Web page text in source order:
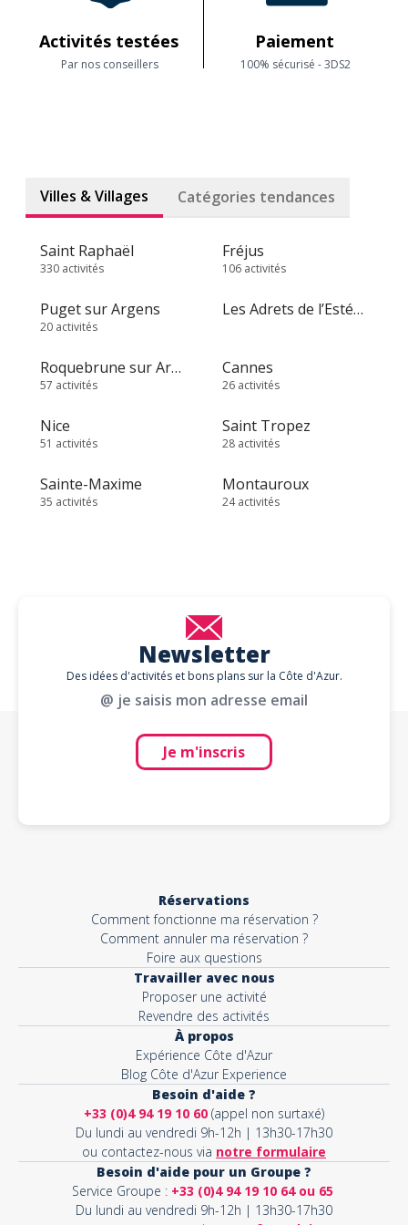
Activités testées
Par nos conseillers
Paiement
100% sécurisé - 3DS2
Villes & Villages Catégories tendances
Saint Raphaël
330 activités
Fréjus
106 activités
Puget sur Argens
20 activités
Les Adrets de l’Estérel
Roquebrune sur Argens
57 activités
Cannes
26 activités
Nice
51 activités
Saint Tropez
28 activités
Sainte-Maxime
35 activités
Montauroux
24 activités
Newsletter
Des idées d'activités et bons plans sur la Côte d'Azur.
@ je saisis mon adresse email
Je m'inscris
Réservations
Comment fonctionne ma réservation ?
Comment annuler ma réservation ?
Foire aux questions
Travailler avec nous
Proposer une activité
Revendre des activités
À propos
Expérience Côte d'Azur
Blog Côte d'Azur Experience
Besoin d'aide ?
+33 (0)4 94 19 10 60 (appel non surtaxé)
Du lundi au vendredi 9h-12h | 13h30-17h30
ou contactez-nous via notre formulaire
Besoin d'aide pour un Groupe ?
Service Groupe : +33 (0)4 94 19 10 64 ou 65
Du lundi au vendredi 9h-12h | 13h30-17h30